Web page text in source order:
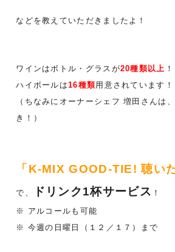
などを教えていただきましたよ！
ワインはボトル・グラスが20種類以上 ！
ハイボールは16種類用意されています！
（ちなみにオーナーシェフ 増田さんは
き！）
「K-MIX GOOD-TIE! 聴い
で、 ドリンク1杯サービス ！
※ アルコールも可能
※ 今週の日曜日（１２／１７）まで